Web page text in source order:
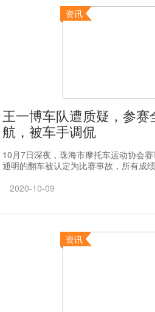
资讯
王一博车队遭质疑，参赛
航，被车手调侃
10月7日深夜，珠海市摩托车运动协会
通明的翻车被认定为比赛事故，所有成
2020-10-09
资讯